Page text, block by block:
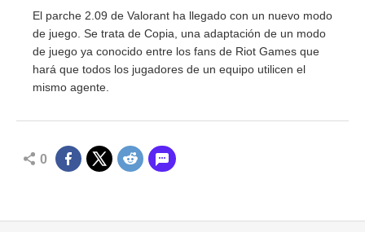
El parche 2.09 de Valorant ha llegado con un nuevo modo
de juego. Se trata de Copia, una adaptación de un modo
de juego ya conocido entre los fans de Riot Games que
hará que todos los jugadores de un equipo utilicen el
mismo agente.
0